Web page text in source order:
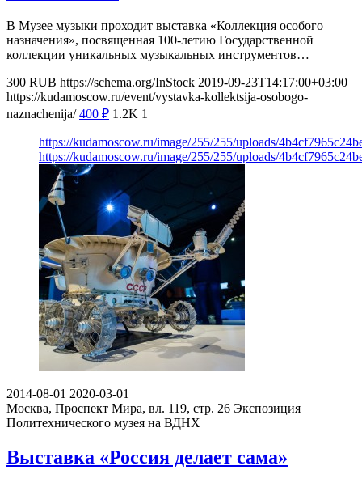
В Музее музыки проходит выставка «Коллекция особого
назначения», посвященная 100-летию Государственной
коллекции уникальных музыкальных инструментов…
300 RUB https://schema.org/InStock 2019-09-23T14:17:00+03:00
https://kudamoscow.ru/event/vystavka-kollektsija-osobogo-
naznachenija/ 400 ₽ 1.2K 1
https://kudamoscow.ru/image/255/255/uploads/
https://kudamoscow.ru/image/255/255/uploads/
2014-08-01 2020-03-01
Москва, Проспект Мира, вл. 119, стр. 26 Экспозиция
Политехнического музея на ВДНХ
Выставка «Россия делает сама»